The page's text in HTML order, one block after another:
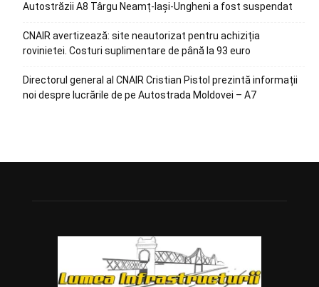
Autostrăzii A8 Târgu Neamț-Iași-Ungheni a fost suspendat
CNAIR avertizează: site neautorizat pentru achiziția
rovinietei. Costuri suplimentare de până la 93 euro
Directorul general al CNAIR Cristian Pistol prezintă informații
noi despre lucrările de pe Autostrada Moldovei – A7